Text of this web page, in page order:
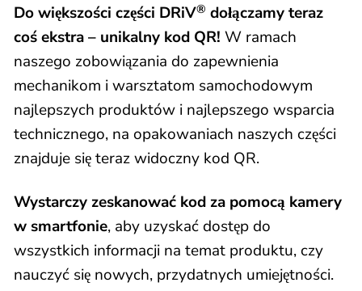
Do większości części DRiV® dołączamy teraz
coś ekstra – unikalny kod QR! W ramach
naszego zobowiązania do zapewnienia
mechanikom i warsztatom samochodowym
najlepszych produktów i najlepszego wsparcia
technicznego, na opakowaniach naszych części
znajduje się teraz widoczny kod QR.
Wystarczy zeskanować kod za pomocą kamery
w smartfonie, aby uzyskać dostęp do
wszystkich informacji na temat produktu, czy
nauczyć się nowych, przydatnych umiejętności.